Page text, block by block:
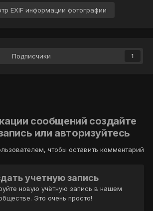
EXIF информации фотографии
Подписчики 1
сообщений создайте
или авторизуйтесь
чтобы оставить комментарий
учетную запись
новую учётную запись в нашем
Это очень просто!